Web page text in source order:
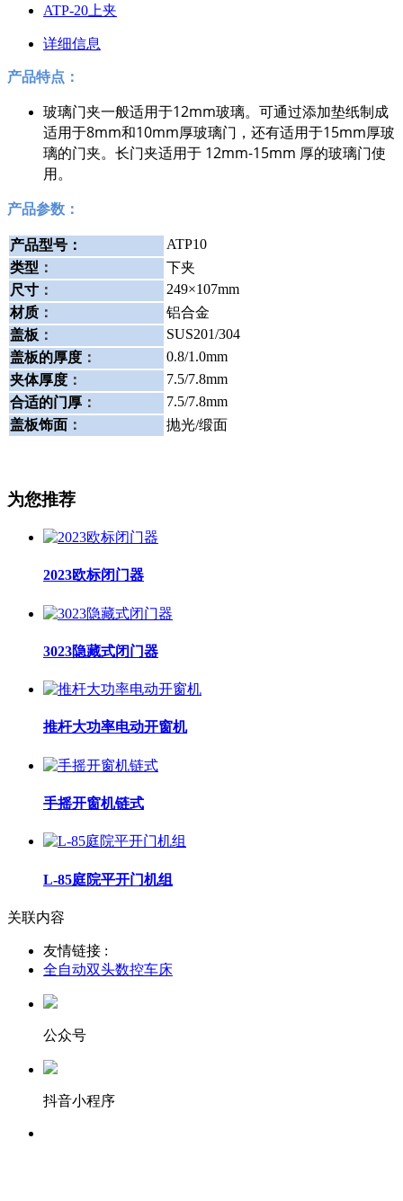
ATP-20上夹
详细信息
产品特点：
玻璃门夹一般适用于12mm玻璃。 可通过添加垫纸制成
适用于8mm和10mm厚玻璃门，还有适用于15mm厚玻
璃的门夹。 长门夹适用于 12mm-15mm 厚的玻璃门使
用。
产品参数：
产品型号：
ATP10
类型 ：
下夹
尺寸 ：
249×107mm
材质 ：
铝合金
盖板 ：
SUS201/304
盖板的厚度 ：
0.8/1.0mm
夹体厚度 ：
7.5/7.8mm
合适的门厚 ：
7.5/7.8mm
盖板饰面 ： 抛光/缎面
为您推荐
2023欧标闭门器
3023隐藏式闭门器
推杆大功率电动开窗机
手摇开窗机链式
L-85庭院平开门机组
关联内容
友情链接 :
全自动双头数控车床
公众号
抖音小程序